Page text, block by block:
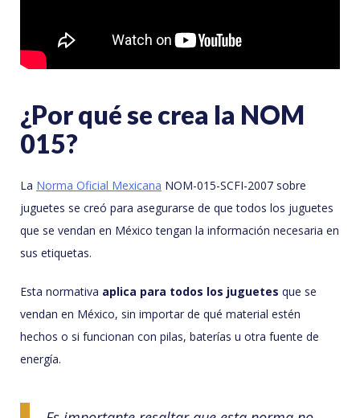
¿Por qué se crea la NOM
015?
La Norma Oficial Mexicana NOM-015-SCFI-2007 sobre
juguetes se creó para asegurarse de que todos los juguetes
que se vendan en México tengan la información necesaria en
sus etiquetas.
Esta normativa aplica para todos los juguetes que se
vendan en México, sin importar de qué material estén
hechos o si funcionan con pilas, baterías u otra fuente de
energía.